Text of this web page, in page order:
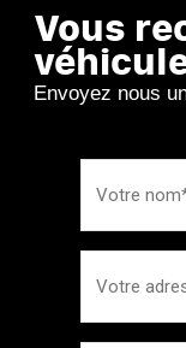
Vous
Envoyez nous